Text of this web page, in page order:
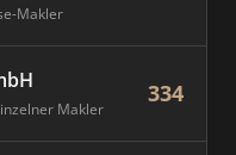
Makler
Makler
334